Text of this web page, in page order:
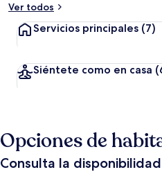
Ver todos
Servicios principales (7)
Siéntete como en casa
Opciones de
Consulta la